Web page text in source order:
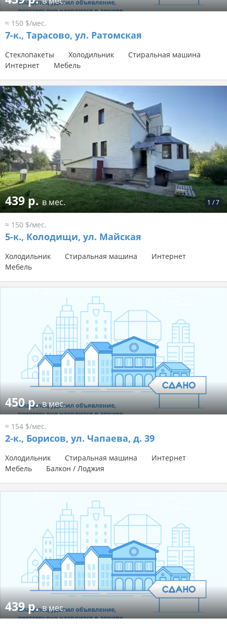
≈ 150 $/мес.
7-к., Тарасово, ул. Ратомская
Стеклопакеты Холодильник
Стиральная машина
Интернет
Мебель
1 /7
439 р.в мес.
≈ 150 $/мес.
5-к., Колодищи, ул. Майская
Холодильник Стиральная машина
Интернет
Мебель
450 р.в мес.
≈ 154 $/мес.
2-к., Борисов, ул. Чапаева, д. 39
Холодильник Стиральная машина
Интернет
Мебель
Балкон / Лоджия
439 р.в мес.